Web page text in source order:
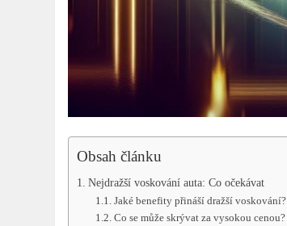
Obsah článku
Nejdražší voskování auta: Co očekávat
Jaké benefity přináší dražší voskování?
Co se může skrývat za vysokou cenou?